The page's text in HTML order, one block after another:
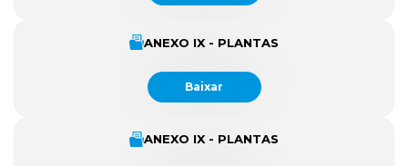
ANEXO IX - PLANTAS
Baixar
ANEXO IX - PLANTAS